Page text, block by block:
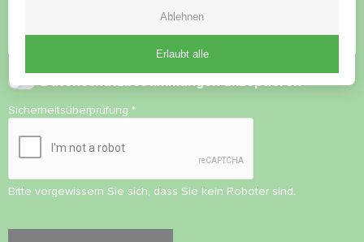
Datenschutzbestimmungenakzeptieren
Sicherheitsüberprüfung *
Bitte vergewissern Sie sich, dass Sie kein Roboter sind.
Ablehnen
Erlaubt alle